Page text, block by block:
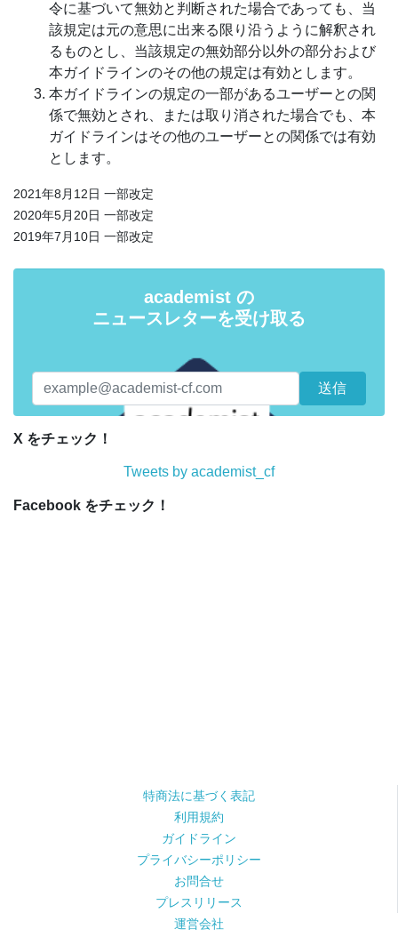
令に基づいて無効と判断された場合であっても、当
該規定は元の意思に出来る限り沿うように解釈され
るものとし、当該規定の無効部分以外の部分および
本ガイドラインのその他の規定は有効とします。
本ガイドラインの規定の一部があるユーザーとの関
係で無効とされ、または取り消された場合でも、本
ガイドラインはその他のユーザーとの関係では有効
とします。
2021年8月12日 一部改定
2020年5月20日 一部改定
2019年7月10日 一部改定
academist の
ニュースレターを受け取る
X をチェック！
Tweets by academist_cf
Facebook をチェック！
特商法に基づく表記
利用規約
ガイドライン
プライバシーポリシー
お問合せ
プレスリリース
運営会社